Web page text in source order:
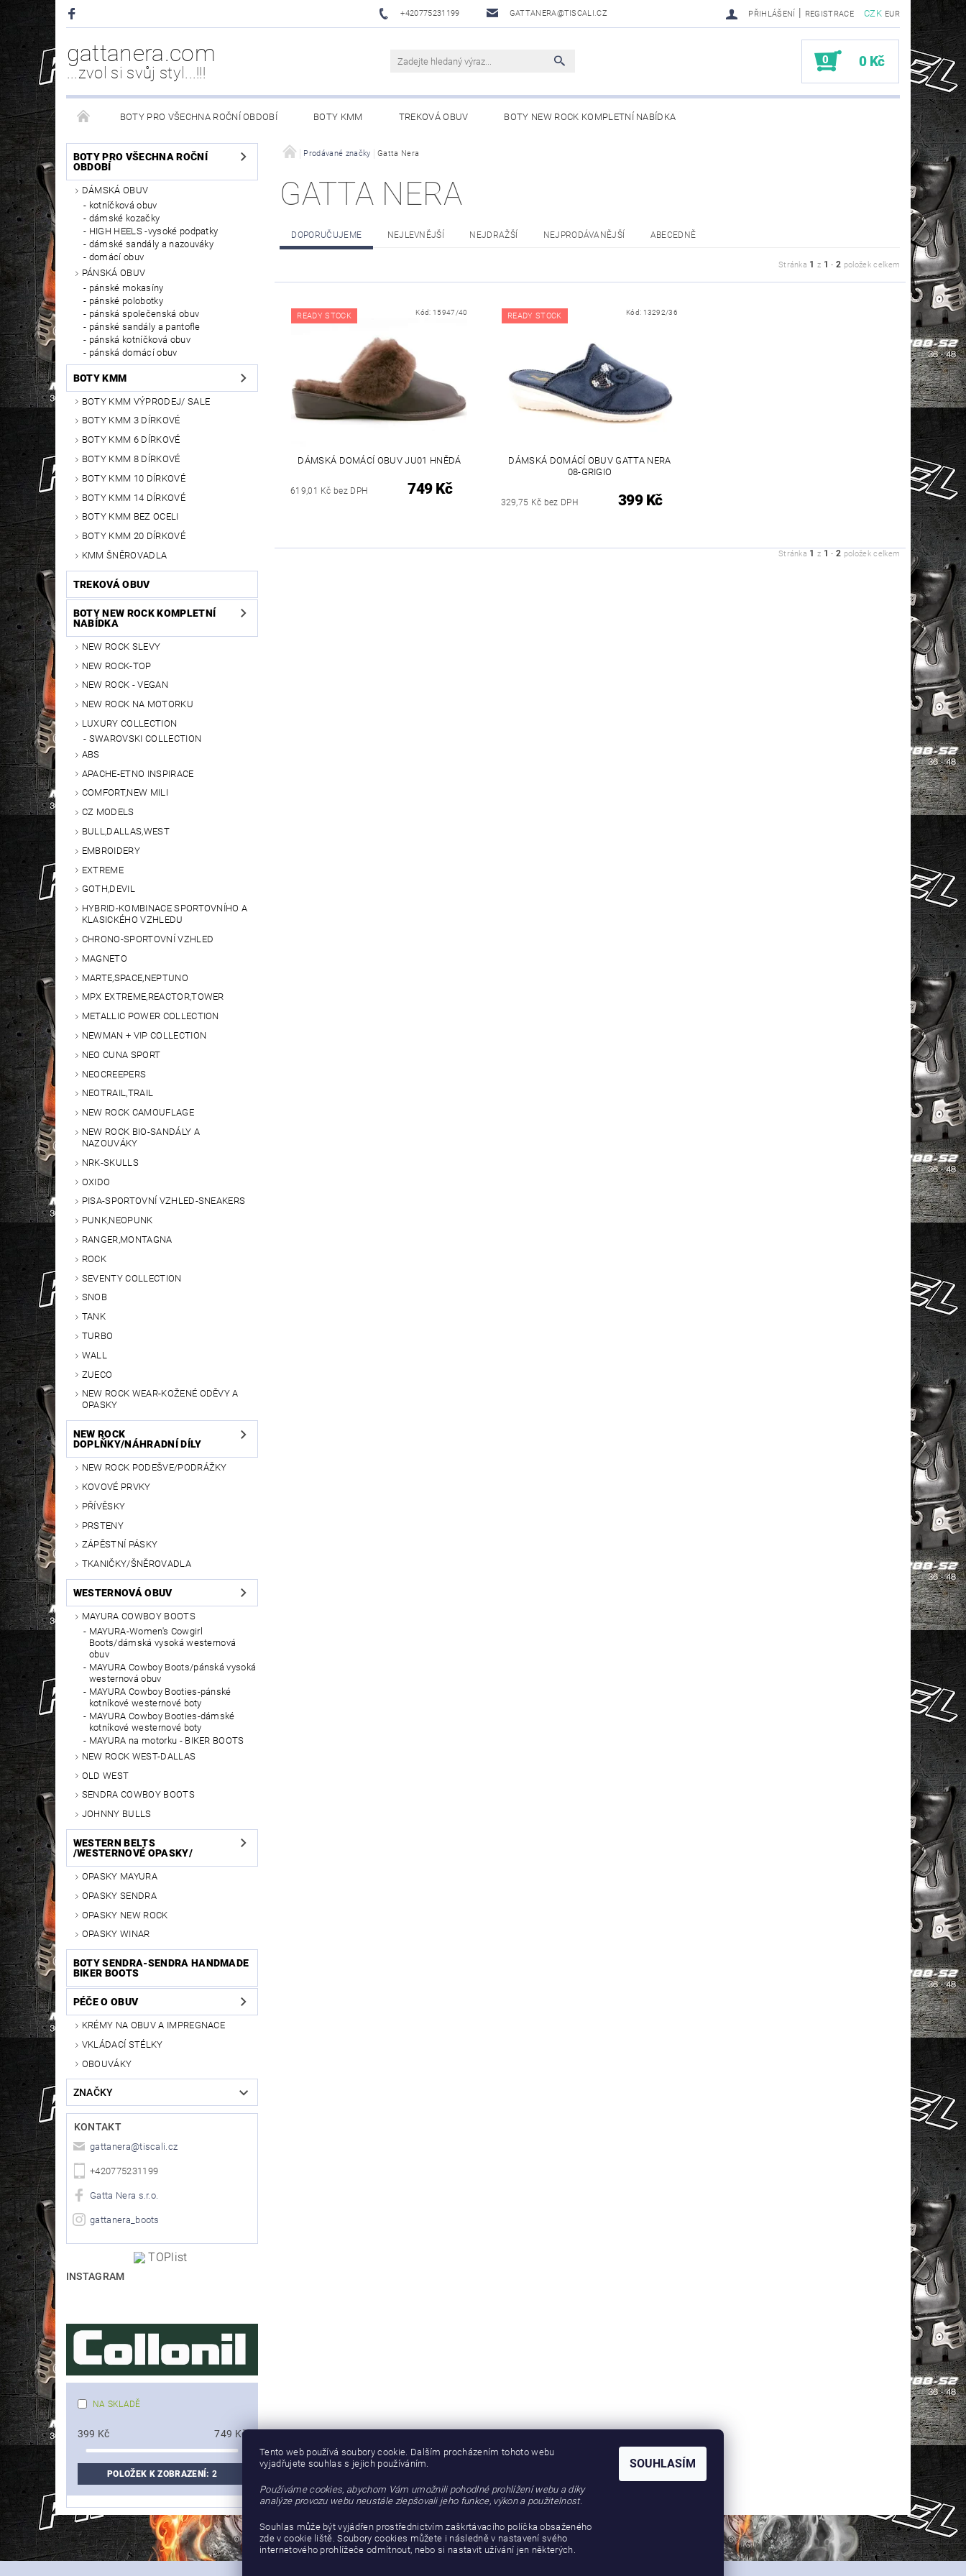
+420775231199 GATTANERA@TISCALI.CZ CZK EUR
PŘIHLÁŠENÍ | REGISTRACE
gattanera.com
...zvol si svůj styl...!!!
0 0 Kč
BOTY PRO VŠECHNA ROČNÍ OBDOBÍ BOTY KMM TREKOVÁ OBUV BOTY NEW ROCK KOMPLETNÍ NABÍDKA
NEW ROCK DOPLŇKY/NÁHRADNÍ DÍLY WESTERNOVÁ OBUV WESTERN BELTS /WESTERNOVÉ OPASKY/
PÉČE O OBUV
BOTY PRO VŠECHNA ROČNÍ
OBDOBÍ
DÁMSKÁ OBUV
kotníčková obuv
dámské kozačky
HIGH HEELS -vysoké podpatky
dámské sandály a nazouváky
domácí obuv
PÁNSKÁ OBUV
pánské mokasíny
pánské polobotky
pánská společenská obuv
pánské sandály a pantofle
pánská kotníčková obuv
pánská domácí obuv
BOTY KMM
BOTY KMM VÝPRODEJ/ SALE
BOTY KMM 3 DÍRKOVÉ
BOTY KMM 6 DÍRKOVÉ
BOTY KMM 8 DÍRKOVÉ
BOTY KMM 10 DÍRKOVÉ
BOTY KMM 14 DÍRKOVÉ
BOTY KMM BEZ OCELI
BOTY KMM 20 DÍRKOVÉ
KMM ŠNĚROVADLA
TREKOVÁ OBUV
BOTY NEW ROCK KOMPLETNÍ
NABÍDKA
NEW ROCK SLEVY
NEW ROCK-TOP
NEW ROCK - VEGAN
NEW ROCK NA MOTORKU
LUXURY COLLECTION
SWAROVSKI COLLECTION
ABS
APACHE-ETNO INSPIRACE
COMFORT,NEW MILI
CZ MODELS
BULL,DALLAS,WEST
EMBROIDERY
EXTREME
GOTH,DEVIL
HYBRID-KOMBINACE SPORTOVNÍHO A
KLASICKÉHO VZHLEDU
CHRONO-SPORTOVNÍ VZHLED
MAGNETO
MARTE,SPACE,NEPTUNO
MPX EXTREME,REACTOR,TOWER
METALLIC POWER COLLECTION
NEWMAN + VIP COLLECTION
NEO CUNA SPORT
NEOCREEPERS
NEOTRAIL,TRAIL
NEW ROCK CAMOUFLAGE
NEW ROCK BIO-SANDÁLY A
NAZOUVÁKY
NRK-SKULLS
OXIDO
PISA-SPORTOVNÍ VZHLED-SNEAKERS
PUNK,NEOPUNK
RANGER,MONTAGNA
ROCK
SEVENTY COLLECTION
SNOB
TANK
TURBO
WALL
ZUECO
NEW ROCK WEAR-KOŽENÉ ODĚVY A
OPASKY
NEW ROCK
DOPLŇKY/NÁHRADNÍ DÍLY
NEW ROCK PODEŠVE/PODRÁŽKY
KOVOVÉ PRVKY
PŘÍVĚSKY
PRSTENY
ZÁPĚSTNÍ PÁSKY
TKANIČKY/ŠNĚROVADLA
WESTERNOVÁ OBUV
MAYURA COWBOY BOOTS
MAYURA-Women's Cowgirl
Boots/dámská vysoká westernová
obuv
MAYURA Cowboy Boots/pánská vysoká
westernová obuv
MAYURA Cowboy Booties-pánské
kotníkové westernové boty
MAYURA Cowboy Booties-dámské
kotníkové westernové boty
MAYURA na motorku - BIKER BOOTS
NEW ROCK WEST-DALLAS
OLD WEST
SENDRA COWBOY BOOTS
JOHNNY BULLS
WESTERN BELTS
/WESTERNOVÉ OPASKY/
OPASKY MAYURA
OPASKY SENDRA
OPASKY NEW ROCK
OPASKY WINAR
BOTY SENDRA-SENDRA HANDMADE
BIKER BOOTS
PÉČE O OBUV
KRÉMY NA OBUV A IMPREGNACE
VKLÁDACÍ STÉLKY
OBOUVÁKY
ZNAČKY
KONTAKT
gattanera@tiscali.cz
+420775231199
Gatta Nera s.r.o.
gattanera_boots
INSTAGRAM
NA SKLADĚ
399 Kč 749 Kč
POLOŽEK K ZOBRAZENÍ: 2
Prodávané značky Gatta Nera
GATTA NERA
DOPORUČUJEME NEJLEVNĚJŠÍ NEJDRAŽŠÍ NEJPRODÁVANĚJŠÍ ABECEDNĚ
Stránka 1 z 1 -2 položek celkem
READY STOCK Kód: 15947/40
DÁMSKÁ DOMÁCÍ OBUV JU01 HNĚDÁ
619,01 Kč bez DPH 749 Kč
READY STOCK Kód: 13292/36
DÁMSKÁ DOMÁCÍ OBUV GATTA NERA
08-GRIGIO
329,75 Kč bez DPH 399 Kč
Stránka 1 z 1 -2 položek celkem
Tento web používá soubory cookie. Dalším procházením tohoto webu
vyjadřujete souhlas s jejich používáním.
Používáme cookies, abychom Vám umožnili pohodlné prohlížení webu a díky
analýze provozu webu neustále zlepšovali jeho funkce, výkon a použitelnost.
Souhlas může být vyjádřen prostřednictvím zaškrtávacího políčka obsaženého
zde v cookie liště. Soubory cookies můžete i následně v nastavení svého
internetového prohlížeče odmítnout, nebo si nastavit užívání jen některých.
SOUHLASÍM